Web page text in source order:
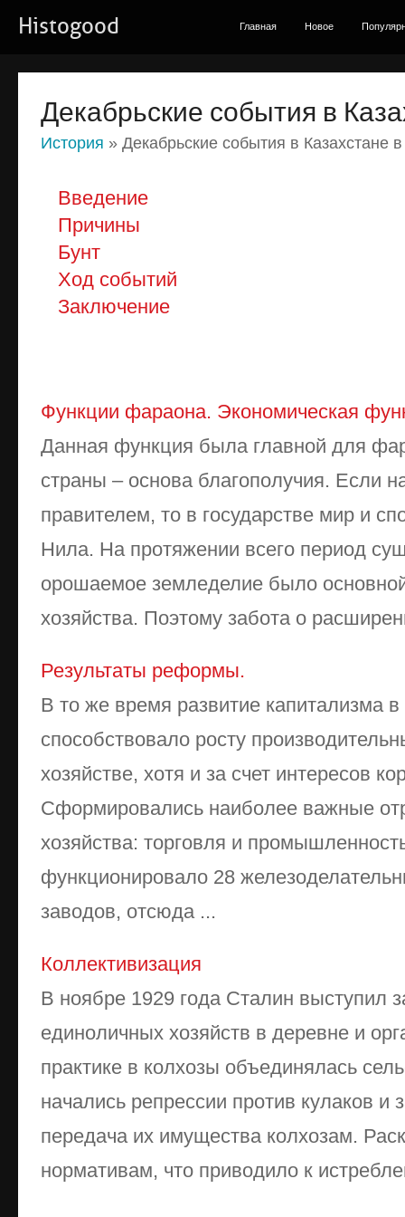
Histogood Главная Новое
Декабрьские события в
История » Декабрьские события в Казахстане
Введение
Причины
Бунт
Ход событий
Заключение
Функции фараона. Экономическая
Данная функция была главной для
страны – основа благополучия. Если
правителем, то в государстве мир и
Нила. На протяжении всего период
орошаемое земледелие было
хозяйства. Поэтому забота о
Результаты реформы.
В то же время развитие капитализма в
способствовало росту
хозяйстве, хотя и за счет интересов
Сформировались наиболее важные
хозяйства: торговля и
функционировало 28
заводов, отсюда ...
Коллективизация
В ноябре 1929 года Сталин выступил
единоличных хозяйств в деревне и
практике в колхозы объединялась
начались репрессии против кулаков и
передача их имущества колхозам.
нормативам, что приводило к